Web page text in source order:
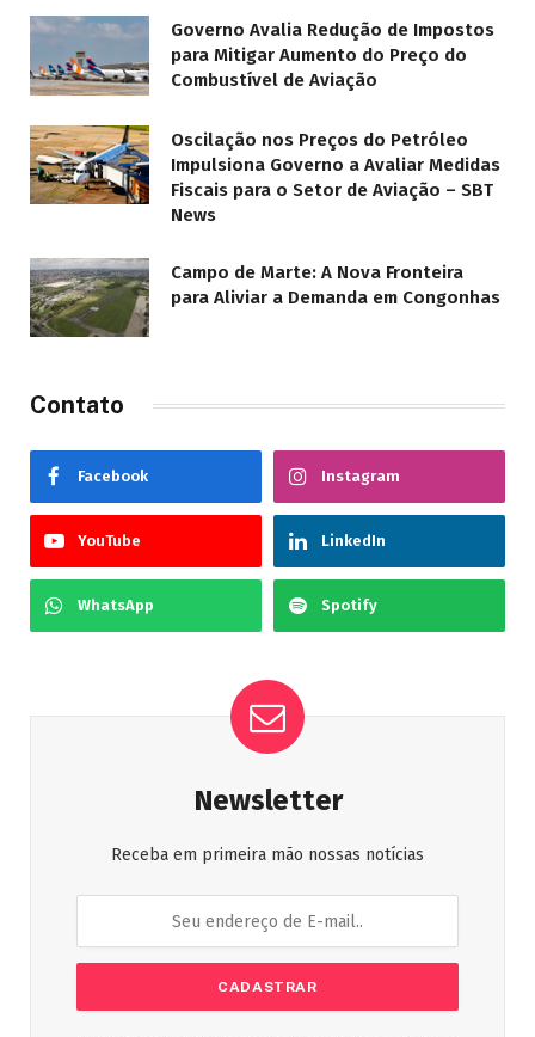
Governo Avalia Redução de Impostos
para Mitigar Aumento do Preço do
Combustível de Aviação
Oscilação nos Preços do Petróleo
Impulsiona Governo a Avaliar Medidas
Fiscais para o Setor de Aviação – SBT
News
Campo de Marte: A Nova Fronteira
para Aliviar a Demanda em Congonhas
Contato
Facebook Instagram
YouTube LinkedIn
WhatsApp Spotify
Newsletter
Receba em primeira mão nossas notícias